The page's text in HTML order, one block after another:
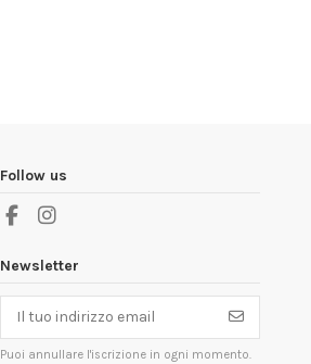
Follow us
Newsletter
Puoi annullare l'iscrizione in ogni momento.